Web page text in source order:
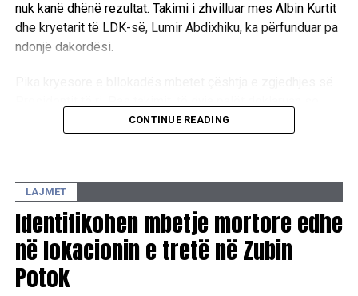
nuk kanë dhënë rezultat. Takimi i zhvilluar mes Albin Kurtit
dhe kryetarit të LDK-së, Lumir Abdixhiku, ka përfunduar pa
ndonjë dakordësi.
mbeten ende larg një marrëveshjeje politike, duke
përket qëndrimeve për pozitat shtetrore. /E.A/
CONTINUE READING
LAJMET
Identifikohen mbetje mortore edhe
në lokacionin e tretë në Zubin
Potok